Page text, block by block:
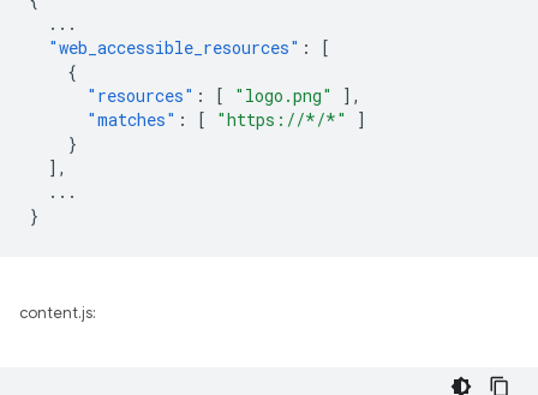
...
"web_accessible_resources" :
[
{
"resources" : [ "logo.png"
],
"matches" : [ "https://*/*"
]
}
],
...
}
content.js: